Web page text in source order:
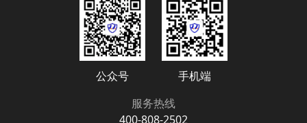
公众号
手机端
服务热线
400-808-2502